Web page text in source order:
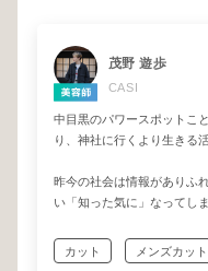
茂野 遊歩
CASI
中目黒のパワースポットこ
り、神社に行くより生きる
昨今の社会は情報がありふ
い「知った気に」なってし
って話すと経験から得た「
たまに抜け作君な所があり
カット メンズカット